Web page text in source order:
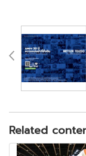
Related